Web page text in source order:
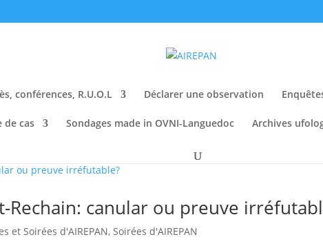
conférences, R.U.O.L Déclarer une observation
de cas Sondages made in OVNI-Languedoc Archives
Rechain: canular ou preuve
et Soirées d'AIREPAN,Soirées d'AIREPAN